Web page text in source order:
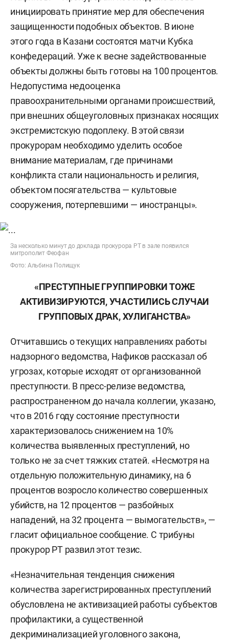
инициировать принятие мер для обеспечения
защищенности подобных объектов. В июне
этого года в Казани состоятся матчи Кубка
конфедераций. Уже к весне задействованные
объекты должны быть готовы на 100 процентов.
Недопустима недооценка
правоохранительными органами происшествий,
при внешних общеуголовных признаках носящих
экстремистскую подоплеку. В этой связи
прокурорам необходимо уделить особое
внимание материалам, где причинами
конфликта стали национальность и религия,
объектом посягательства — культовые
сооружения, потерпевшими — иностранцы».
За несколько минут до доклада прокурора РТ в зале появился
митрополит Феофан
Фото: Альбина Полищук
«ПРЕСТУПНЫЕ ГРУППИРОВКИ ТОЖЕ
АКТИВИЗИРУЮТСЯ, УЧАСТИЛИСЬ СЛУЧАИ
ГРУППОВЫХ ДРАК, ХУЛИГАНСТВА»
Отчитавшись о текущих направлениях работы
надзорного ведомства, Нафиков рассказал об
угрозах, которые исходят от организованной
преступности. В пресс-релизе ведомства,
распространенном до начала коллегии, указано,
что в 2016 году состояние преступности
характеризовалось снижением на 10%
количества выявленных преступлений, но
только не за счет тяжких статей. «Несмотря на
отдельную положительную динамику, на 6
процентов возросло количество совершенных
убийств, на 12 процентов — разбойных
нападений, на 32 процента — вымогательств», —
гласит официальное сообщение. С трибуны
прокурор РТ развил этот тезис.
«Незначительная тенденция снижения
количества зарегистрированных преступлений
обусловлена не активизацией работы субъектов
профилактики, а существенной
декриминализацией уголовного закона,